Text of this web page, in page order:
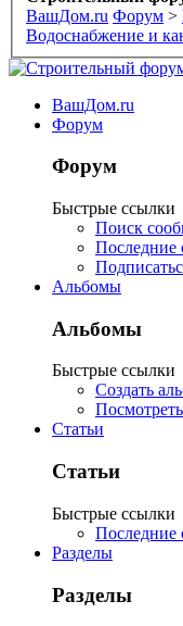
ВашДом.ru Форум >
Водоснабжение и
ВашДом.ru
Форум
Форум
Быстрые ссылки
Поиск
Последние
Альбомы
Альбомы
Быстрые ссылки
Создать
Статьи
Статьи
Быстрые ссылки
Последние
Разделы
Разделы